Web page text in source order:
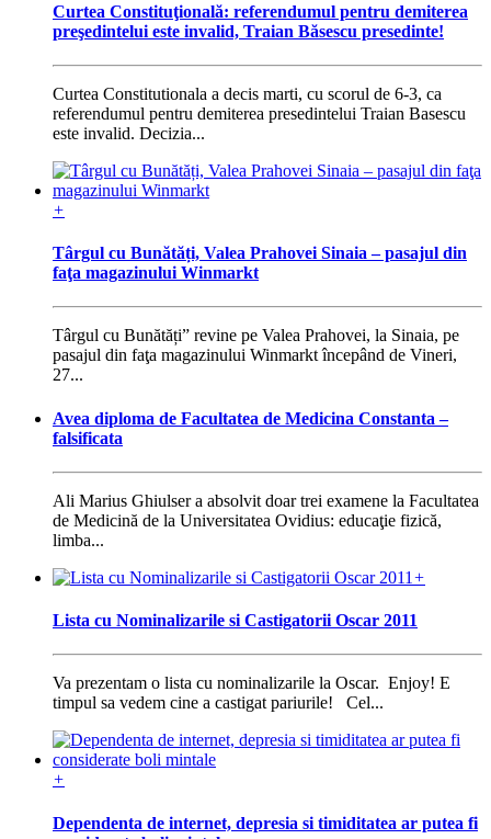
Curtea Constituţională: referendumul pentru demiterea
preşedintelui este invalid, Traian Băsescu presedinte!
Curtea Constitutionala a decis marti, cu scorul de 6-3, ca
referendumul pentru demiterea presedintelui Traian Basescu
este invalid. Decizia...
+
Târgul cu Bunătăți, Valea Prahovei Sinaia – pasajul din
faţa magazinului Winmarkt
Târgul cu Bunătăți” revine pe Valea Prahovei, la Sinaia, pe
pasajul din faţa magazinului Winmarkt începând de Vineri,
27...
Avea diploma de Facultatea de Medicina Constanta –
falsificata
Ali Marius Ghiulser a absolvit doar trei examene la Facultatea
de Medicină de la Universitatea Ovidius: educaţie fizică,
limba...
+
Lista cu Nominalizarile si Castigatorii Oscar 2011
Va prezentam o lista cu nominalizarile la Oscar. Enjoy! E
timpul sa vedem cine a castigat pariurile! Cel...
+
Dependenta de internet, depresia si timiditatea ar putea fi